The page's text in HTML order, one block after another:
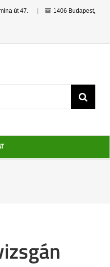
út 47. 1406 Budapest,